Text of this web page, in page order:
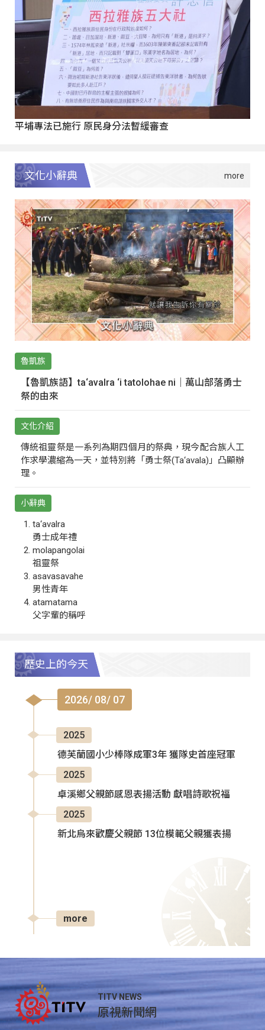
平埔專法已施行 原民身分法暫緩審查
文化小辭典
魯凱族
【魯凱族語】ta‘avalra ‘i tatolohae ni｜萬山部落勇士
祭的由來
文化介紹
傳統祖靈祭是一系列為期四個月的祭典，現今配合族人工
作求學濃縮為一天，並特別將「勇士祭(Ta‘avala)」凸顯辦
理。
小辭典
ta‘avalra
勇士成年禮
molapangolai
祖靈祭
asavasavahe
男性青年
atamatama
父字輩的稱呼
歷史上的今天
2026/ 08/ 07
2025
德芙蘭國小少棒隊成軍3年 獲隊史首座冠軍
2025
卓溪鄉父親節感恩表揚活動 獻唱詩歌祝福
2025
新北烏來歡慶父親節 13位模範父親獲表揚
more
TITV NEWS
原視新聞網